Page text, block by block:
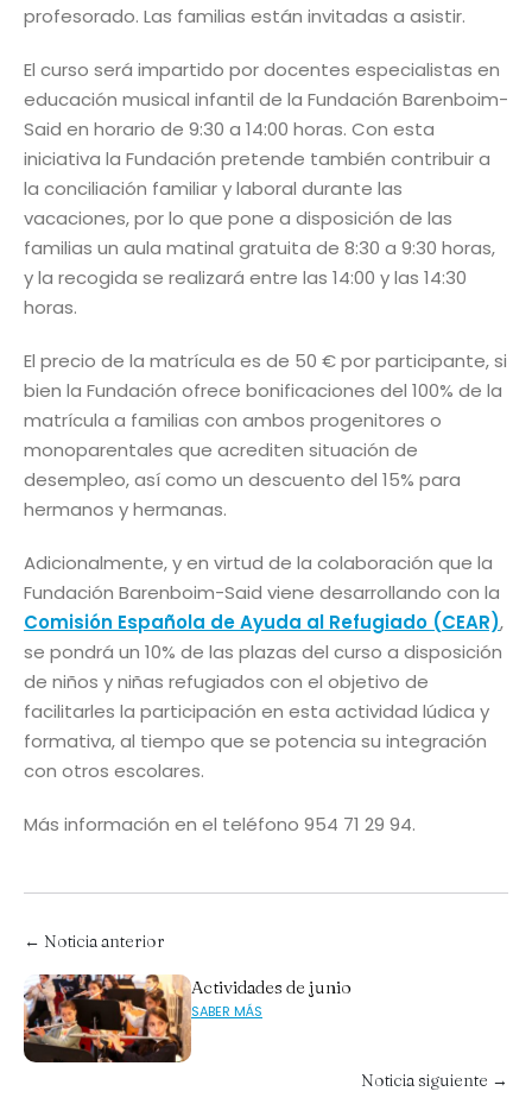
profesorado. Las familias están invitadas a asistir.
El curso será impartido por docentes especialistas en
educación musical infantil de la Fundación Barenboim-
Said en horario de 9:30 a 14:00 horas. Con esta
iniciativa la Fundación pretende también contribuir a
la conciliación familiar y laboral durante las
vacaciones, por lo que pone a disposición de las
familias un aula matinal gratuita de 8:30 a 9:30 horas,
y la recogida se realizará entre las 14:00 y las 14:30
horas.
El precio de la matrícula es de 50 € por participante, si
bien la Fundación ofrece bonificaciones del 100% de la
matrícula a familias con ambos progenitores o
monoparentales que acrediten situación de
desempleo, así como un descuento del 15% para
hermanos y hermanas.
Adicionalmente, y en virtud de la colaboración que la
Fundación Barenboim-Said viene desarrollando con la
Comisión Española de Ayuda al Refugiado (CEAR),
se pondrá un 10% de las plazas del curso a disposición
de niños y niñas refugiados con el objetivo de
facilitarles la participación en esta actividad lúdica y
formativa, al tiempo que se potencia su integración
con otros escolares.
Más información en el teléfono 954 71 29 94.
← Noticia anterior
Actividades de junio
SABER MÁS
Noticia siguiente →